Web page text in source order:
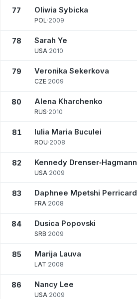
77 Oliwia Sybicka
POL·2009
78 Sarah Ye
USA·2010
79 Veronika Sekerkova
CZE·2009
80 Alena Kharchenko
RUS·2010
81 Iulia Maria Buculei
ROU·2008
82 Kennedy Drenser‑Hagmann
USA·2009
83 Daphnee Mpetshi Perricard
FRA·2008
84 Dusica Popovski
SRB·2009
85 Marija Lauva
LAT·2008
86 Nancy Lee
USA·2009